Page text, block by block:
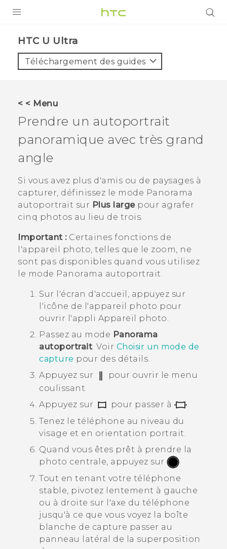
VIVE
VIVERSE
ASSISTANCE
Appareils HTC & Accessoires
Connexion
HTC U Ultra‎
Téléchargement des guides
< < Menu
Prendre un autoportrait
panoramique avec très grand
angle
Si vous avez plus d'amis ou de paysages à
capturer, définissez le mode Panorama
autoportrait sur Plus largepour agrafer
cinq photos au lieu de trois.
Important :Certaines fonctions de
l'appareil photo, telles que le zoom, ne
sont pas disponibles quand vous utilisez
le mode Panorama autoportrait.
Sur l'écran d'accueil , appuyez sur
l'icône de l'appareil photo pour
ouvrir l'appli Appareil photo.
Passez au mode Panorama
autoportrait. Voir Choisir un mode de
capture pour des détails.
Appuyez sur
pour ouvrir le menu
coulissant.
Appuyez sur
pour passer à
.
Tenez le téléphone au niveau du
visage et en orientation portrait.
Quand vous êtes prêt à prendre la
photo centrale, appuyez sur
.
Tout en tenant votre téléphone
stable, pivotez lentement à gauche
ou à droite sur l'axe du téléphone
jusqu'à ce que vous voyez la boîte
blanche de capture passer au
panneau latéral de la superposition